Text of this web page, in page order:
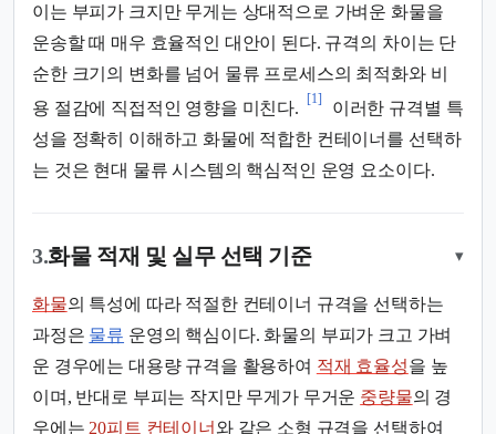
이는 부피가 크지만 무게는 상대적으로 가벼운 화물을
운송할 때 매우 효율적인 대안이 된다. 규격의 차이는 단
순한 크기의 변화를 넘어 물류 프로세스의 최적화와 비
용 절감에 직접적인 영향을 미친다.
[1]
이러한 규격별 특
성을 정확히 이해하고 화물에 적합한 컨테이너를 선택하
는 것은 현대 물류 시스템의 핵심적인 운영 요소이다.
3.화물 적재 및 실무 선택 기준 ▾
화물의 특성에 따라 적절한 컨테이너 규격을 선택하는
과정은 물류 운영의 핵심이다. 화물의 부피가 크고 가벼
운 경우에는 대용량 규격을 활용하여 적재 효율성을 높
이며, 반대로 부피는 작지만 무게가 무거운 중량물의 경
우에는 20피트 컨테이너 와 같은 소형 규격을 선택하여